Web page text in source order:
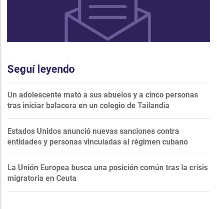
Seguí leyendo
Un adolescente mató a sus abuelos y a cinco personas
tras iniciar balacera en un colegio de Tailandia
Estados Unidos anunció nuevas sanciones contra
entidades y personas vinculadas al régimen cubano
La Unión Europea busca una posición común tras la crisis
migratoria en Ceuta